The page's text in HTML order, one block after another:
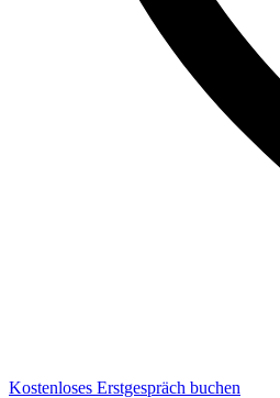
Kostenloses Erstgespräch buchen